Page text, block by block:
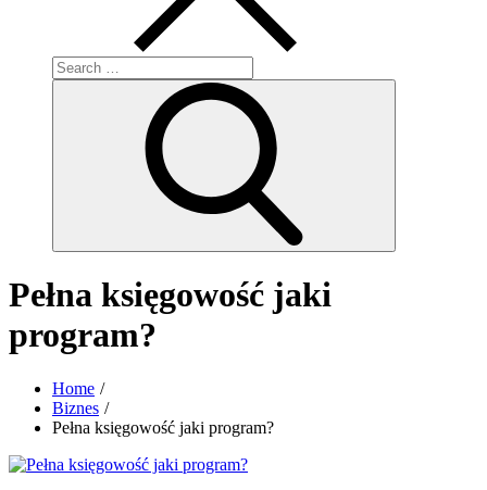
Search
for:
Pełna księgowość jaki
program?
Home
Biznes
Pełna księgowość jaki program?